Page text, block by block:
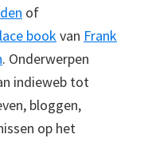
of
bookvan Frank
. Onderwerpen
indieweb tot
bloggen,
op het